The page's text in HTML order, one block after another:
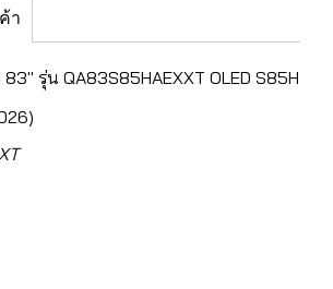
า
83" รุ่น QA83S85HAEXXT OLED S85H